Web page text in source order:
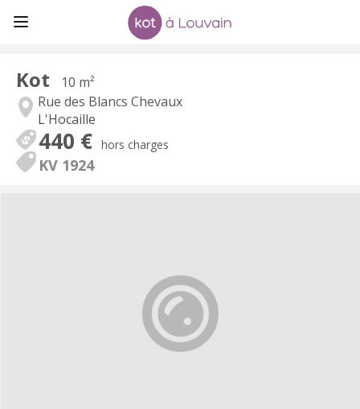
Kot
10 m²
Rue des Blancs Chevaux
L'Hocaille
440 € hors charges
KV 1924